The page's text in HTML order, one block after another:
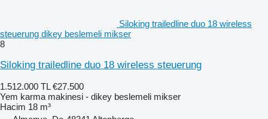
Siloking trailedline duo 18 wireless
steuerung dikey beslemeli mikser
8
Siloking trailedline duo 18 wireless steuerung
1.512.000 TL €27.500
Yem karma makinesi - dikey beslemeli mikser
Hacim 18 m³